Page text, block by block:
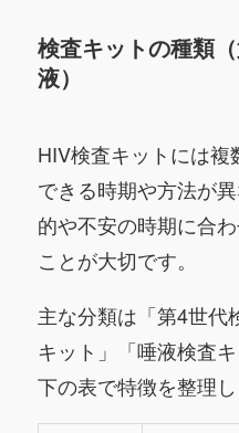
検査キットの種類
液）
HIV検査キットには
できる時期や方法が
的や不安の時期に合
ことが大切です。
主な分類は「第4世代
キット」「唾液検査
下の表で特徴を整理し